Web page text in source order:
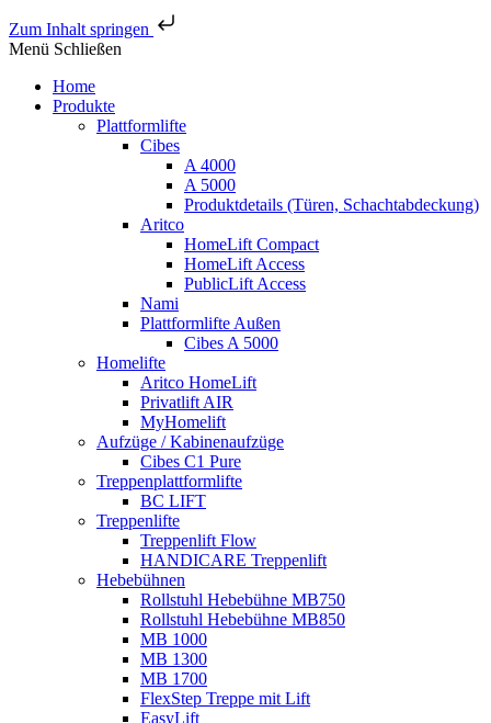
Zum Inhalt springen
Menü Schließen
Home
Produkte
Plattformlifte
Cibes
A 4000
A 5000
Produktdetails (Türen, Schachtabdeckung)
Aritco
HomeLift Compact
HomeLift Access
PublicLift Access
Nami
Plattformlifte Außen
Cibes A 5000
Homelifte
Aritco HomeLift
Privatlift AIR
MyHomelift
Aufzüge / Kabinenaufzüge
Cibes C1 Pure
Treppenplattformlifte
BC LIFT
Treppenlifte
Treppenlift Flow
HANDICARE Treppenlift
Hebebühnen
Rollstuhl Hebebühne MB750
Rollstuhl Hebebühne MB850
MB 1000
MB 1300
MB 1700
FlexStep Treppe mit Lift
EasyLift